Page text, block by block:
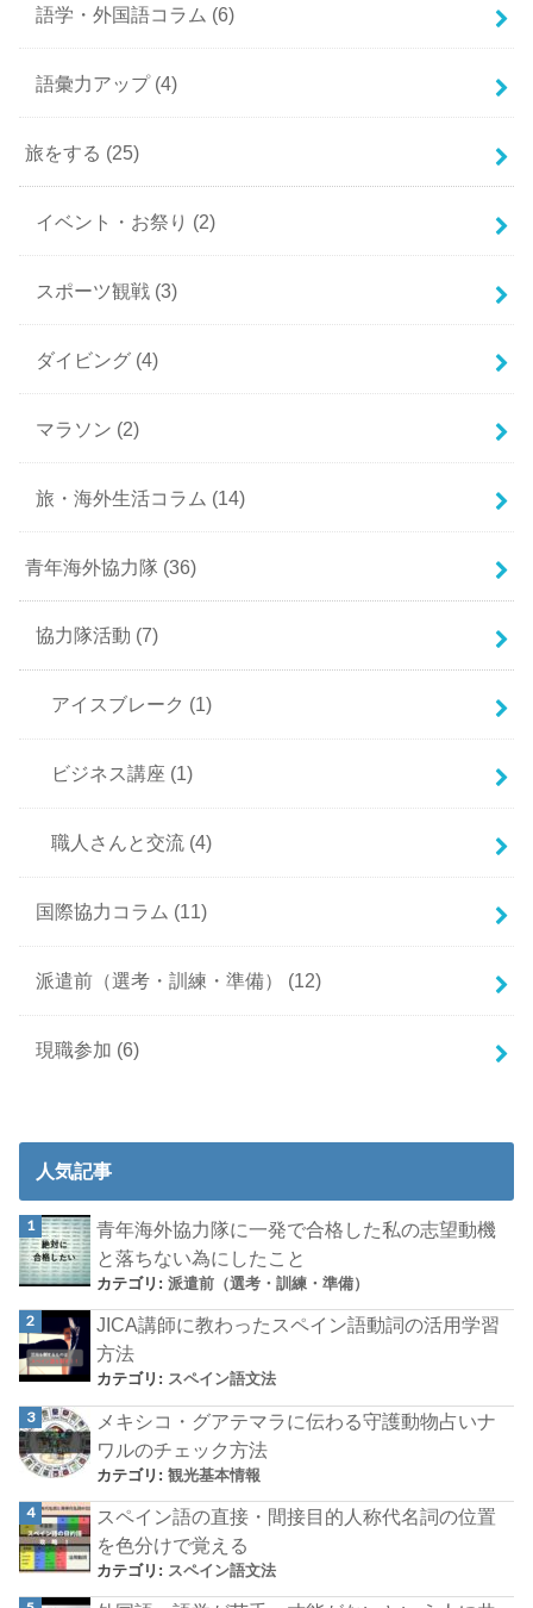
語学・外国語コラム (6)
語彙力アップ (4)
旅をする (25)
イベント・お祭り (2)
スポーツ観戦 (3)
ダイビング (4)
マラソン (2)
旅・海外生活コラム (14)
青年海外協力隊 (36)
協力隊活動 (7)
アイスブレーク (1)
ビジネス講座 (1)
職人さんと交流 (4)
国際協力コラム (11)
派遣前（選考・訓練・準備） (12)
現職参加 (6)
人気記事
青年海外協力隊に一発で合格した私の志望動機
と落ちない為にしたこと
カテゴリ:派遣前（選考・訓練・準備）
JICA講師に教わったスペイン語動詞の活用学習
方法
カテゴリ: スペイン語文法
メキシコ・グアテマラに伝わる守護動物占いナ
ワルのチェック方法
カテゴリ:観光基本情報
スペイン語の直接・間接目的人称代名詞の位置
を色分けで覚える
カテゴリ: スペイン語文法